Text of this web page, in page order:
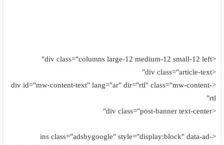
<div class="columns large-12 medium-12 small-12 left"
<div class="article-text"
<div id="mw-content-text" lang="ar" dir="rtl" class="mw-content-
rtl"
<div class="post-banner text-center"
<ins class="adsbygoogle" style="display:block" data-ad-